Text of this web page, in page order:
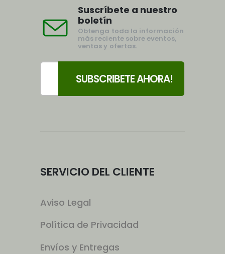
Suscríbete a nuestro
boletín
Obtenga toda la información
más reciente sobre eventos,
ventas y ofertas.
SERVICIO DEL CLIENTE
Aviso Legal
Política de Privacidad
Envíos y Entregas